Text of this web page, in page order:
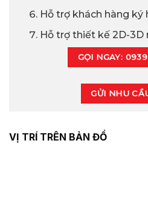
Hỗ trợ khách hàng ký
Hỗ trợ thiết kế 2D-3D
GỌI NGAY:
GỬI NHU
VỊ TRÍ TRÊN BẢN ĐỒ